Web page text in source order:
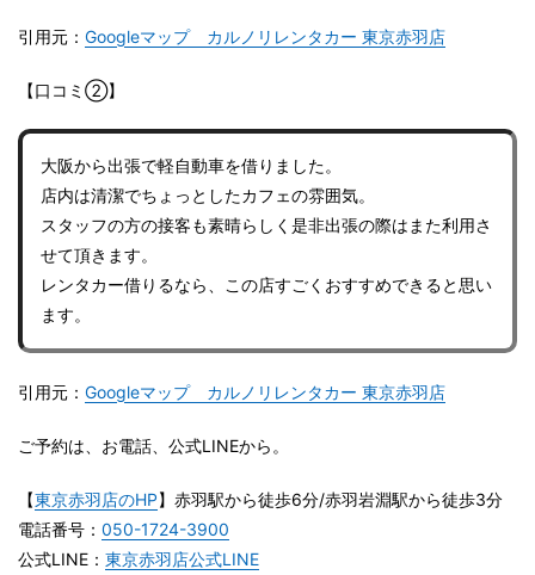
引用元： Googleマップ カルノリレンタカー 東京赤羽店
【口コミ②】
大阪から出張で軽自動車を借りました。
店内は清潔でちょっとしたカフェの雰囲気。
スタッフの方の接客も素晴らしく是非出張の際はまた利用さ
せて頂きます。
レンタカー借りるなら、この店すごくおすすめできると思い
ます。
引用元： Googleマップ カルノリレンタカー 東京赤羽店
ご予約は、お電話、公式LINEから。
【東京赤羽店のHP】赤羽駅から徒歩6分/赤羽岩淵駅から徒歩3分
電話番号： 050-1724-3900
公式LINE： 東京赤羽店公式LINE